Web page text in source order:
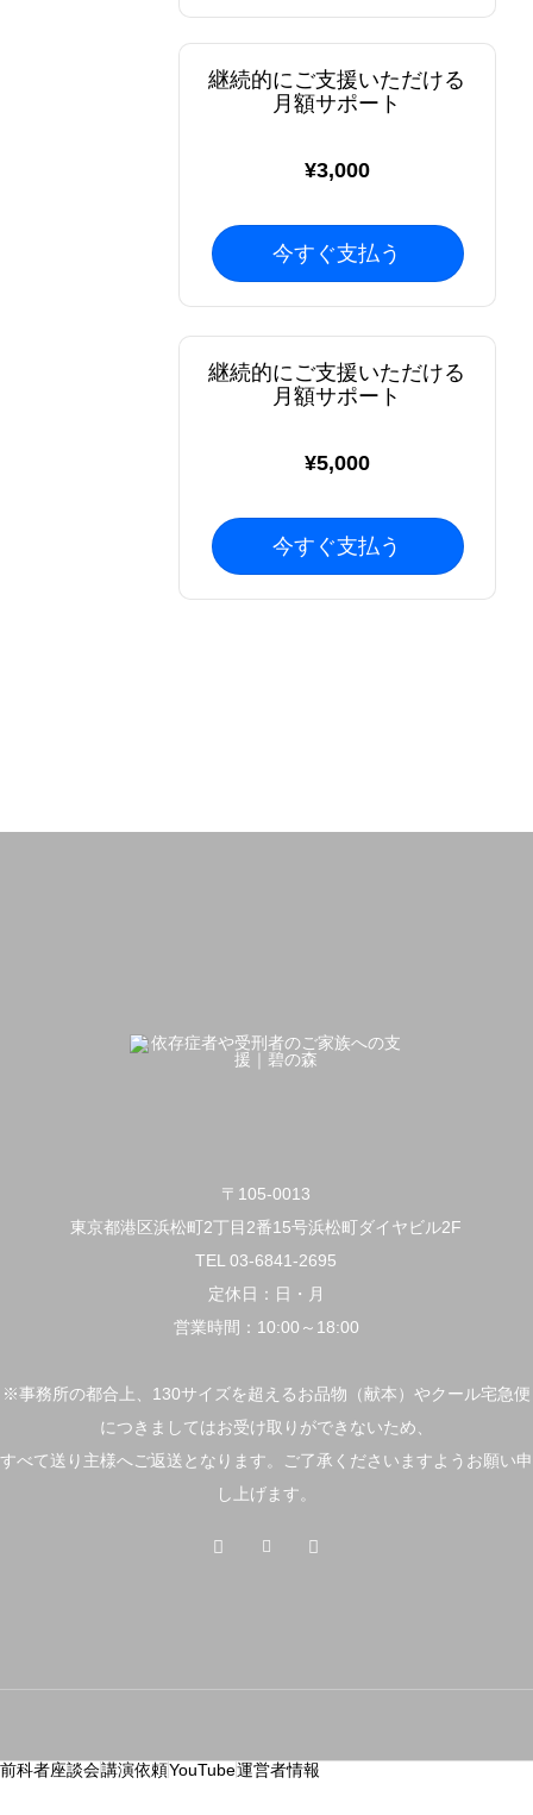
継続的にご支援いただける
月額サポート
¥3,000
今すぐ支払う
継続的にご支援いただける
月額サポート
¥5,000
今すぐ支払う
〒105-0013
東京都港区浜松町2丁目2番15号浜松町ダイヤビル2F
TEL 03-6841-2695
定休日：日・月
営業時間：10:00～18:00
※事務所の都合上、130サイズを超えるお品物（献本）やクール宅急便
につきましてはお受け取りができないため、
すべて送り主様へご返送となります。ご了承くださいますようお願い申
し上げます。
前科者座談会講演依頼YouTube運営者情報